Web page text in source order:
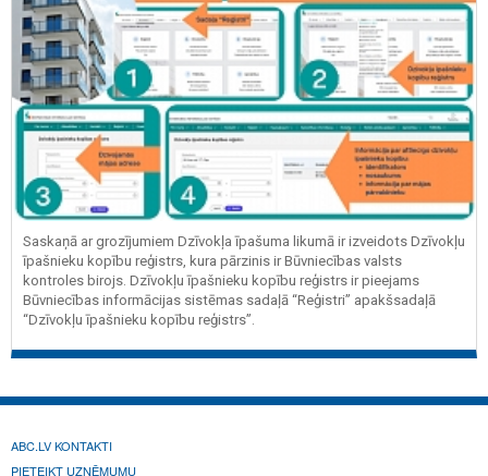
Saskaņā ar grozījumiem Dzīvokļa īpašuma likumā ir izveidots Dzīvokļu
īpašnieku kopību reģistrs, kura pārzinis ir Būvniecības valsts
kontroles birojs. Dzīvokļu īpašnieku kopību reģistrs ir pieejams
Būvniecības informācijas sistēmas sadaļā “Reģistri” apakšsadaļā
“Dzīvokļu īpašnieku kopību reģistrs”.
ABC.LV KONTAKTI
PIETEIKT UZŅĒMUMU